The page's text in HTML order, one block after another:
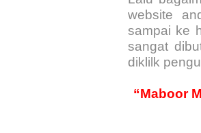
website
sampai ke
sangat
diklilk
“Maboor